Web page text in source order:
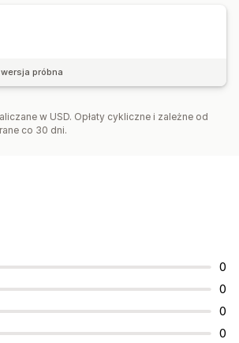
próbna
w USD. Opłaty cykliczne i zależne od
co 30 dni.
0
0
0
0